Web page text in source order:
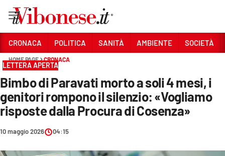
Sezioni
CRONACA
POLITICA
CRONACA POLITICA SANITÀ AMBIENTE SOCIETÀ
HOME PAGE CRONACA
LETTERA APERTA
Bimbo di Paravati morto a soli 4 mesi, i
genitori rompono il silenzio: «Vogliamo
risposte dalla Procura di Cosenza»
10 maggio 2026 04:15